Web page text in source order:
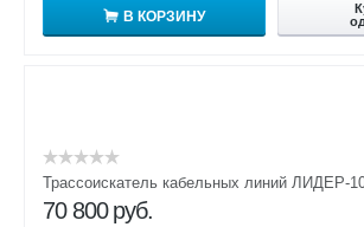
В КОРЗИНУ
Трассоискатель кабельных линий ЛИДЕР-
70 800 руб.